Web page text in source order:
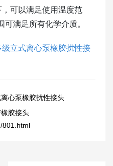
可以满足使用温度范
满足所有化学介质。
立式离心泵橡胶扰性接
心泵橡胶扰性接头
胶接头
801.html